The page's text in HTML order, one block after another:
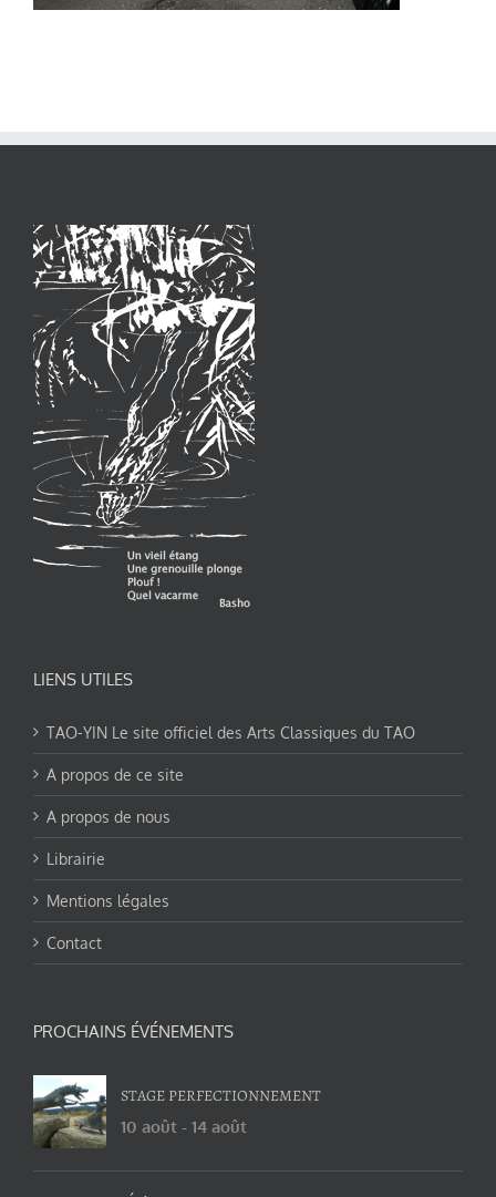
LIENS UTILES
TAO-YIN Le site officiel des Arts Classiques du TAO
A propos de ce site
A propos de nous
Librairie
Mentions légales
Contact
PROCHAINS ÉVÉNEMENTS
STAGE PERFECTIONNEMENT
10 août - 14 août